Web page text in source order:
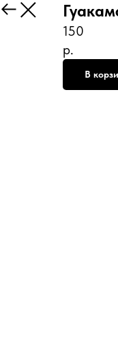
Назад
150
р.
В